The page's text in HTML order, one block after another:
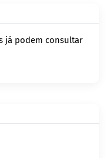
já podem consultar